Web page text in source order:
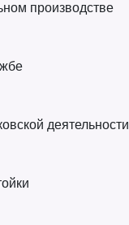
производстве
деятельности